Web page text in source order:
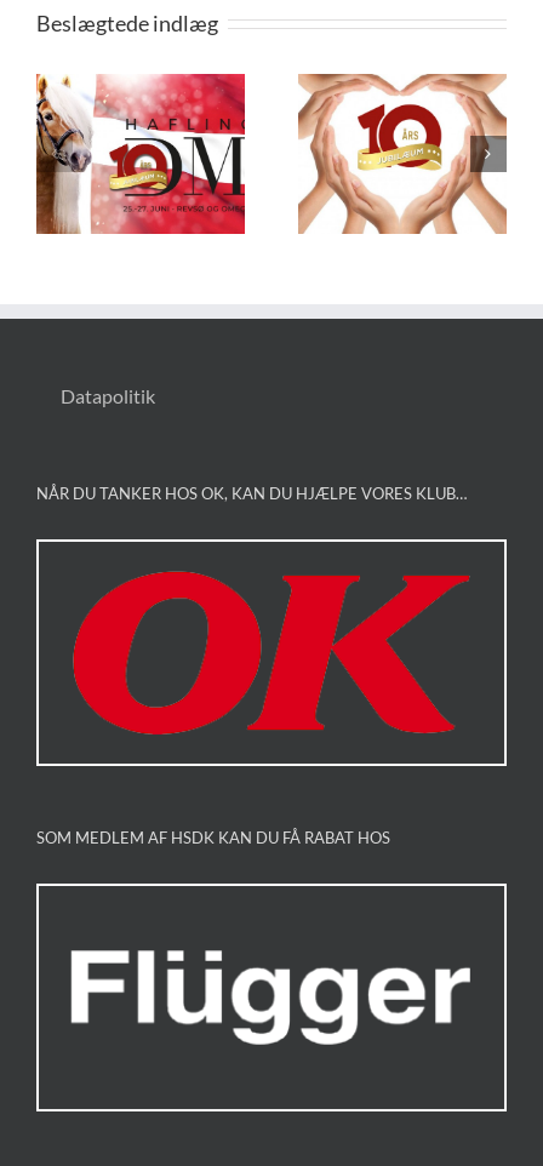
Beslægtede indlæg
Vi har brug
for din
hjælp…
Bestilling af
lasagne til
fredag aften
Datapolitik
NÅR DU TANKER HOS OK, KAN DU HJÆLPE VORES KLUB…
SOM MEDLEM AF HSDK KAN DU FÅ RABAT HOS